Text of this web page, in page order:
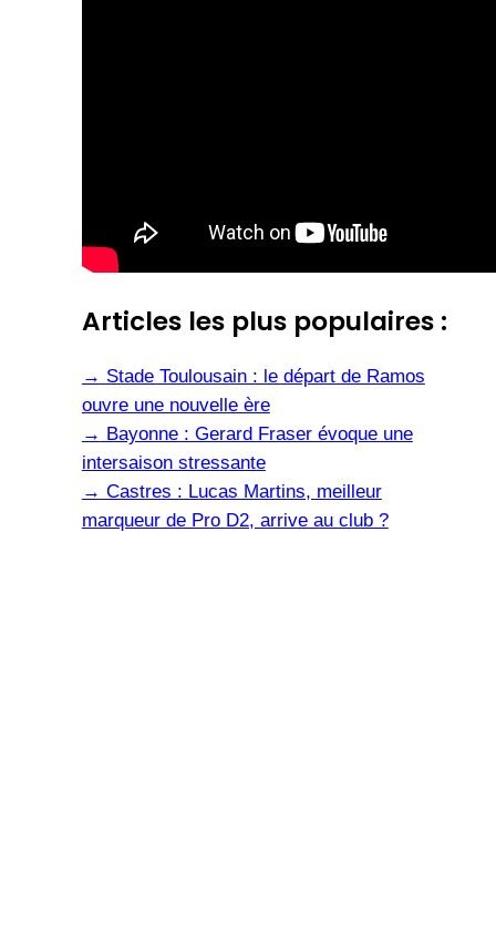
Articles les plus populaires :
→ Stade Toulousain : le départ de Ramos
ouvre une nouvelle ère
→ Bayonne : Gerard Fraser évoque une
intersaison stressante
→ Castres : Lucas Martins, meilleur
marqueur de Pro D2, arrive au club ?